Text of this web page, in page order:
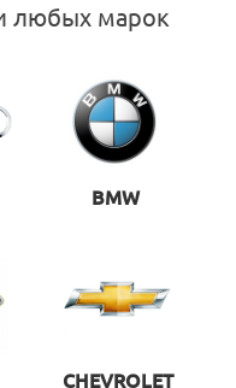
любых марок
BMW
CHEVROLET